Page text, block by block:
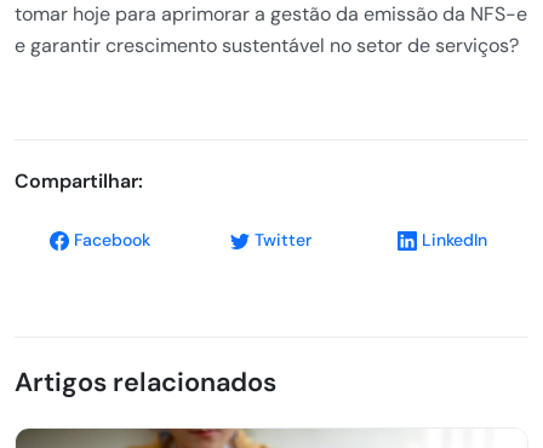
tomar hoje para aprimorar a gestão da emissão da NFS-e
e garantir crescimento sustentável no setor de serviços?
Compartilhar:
Facebook Twitter LinkedIn
Artigos relacionados